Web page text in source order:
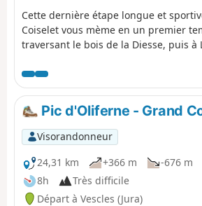
Cette dernière étape longue et
Coiselet vous mème en un premier
traversant le bois de la Diesse, puis à
pour terminer par une longue
Viaduc de Villards d'Héria et pour
Montagne. Points de vue et Cascades
vous.Pic d'Oliferne - Grand
Visorandonneur
24,31 km
+366 m
-676 m
8h
Très difficile
Départ à Vescles (Jura)